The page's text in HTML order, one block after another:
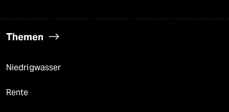
Themen
Niedrigwasser
Rente